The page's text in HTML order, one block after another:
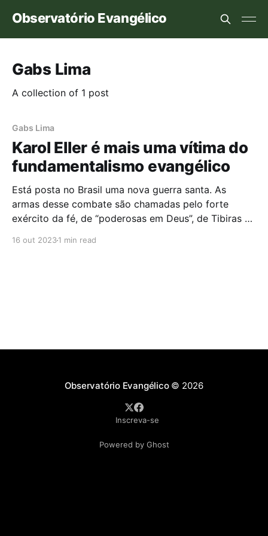
Observatório Evangélico
Gabs Lima
A collection of 1 post
Gabs Lima
Karol Eller é mais uma vítima do
fundamentalismo evangélico
Está posta no Brasil uma nova guerra santa. As
armas desse combate são chamadas pelo forte
exército da fé, de “poderosas em Deus”, de Tibiras à
16 out 20231 min read
Observatório Evangélico© 2026
Inscreva-se
Powered by Ghost